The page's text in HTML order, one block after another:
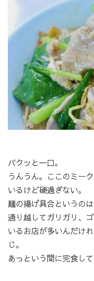
パクッと一口。
うんうん。ここのミー
いるけど硬過ぎない。
麺の揚げ具合というの
通り越してガリガリ、
いるお店が多いんだけ
じ。
あっという間に完食し